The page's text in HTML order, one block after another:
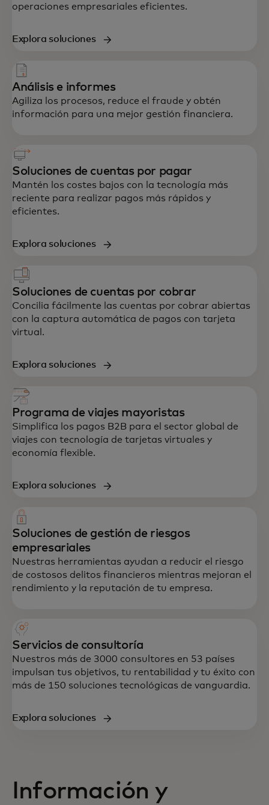
operaciones empresariales eficientes.
Explora soluciones
Análisis e informes
Agiliza los procesos, reduce el fraude y obtén
información para una mejor gestión financiera.
Soluciones de cuentas por pagar
Mantén los costes bajos con la tecnología más
reciente para realizar pagos más rápidos y
eficientes.
Explora soluciones
Soluciones de cuentas por cobrar
Concilia fácilmente las cuentas por cobrar abiertas
con la captura automática de pagos con tarjeta
virtual.
Explora soluciones
Programa de viajes mayoristas
Simplifica los pagos B2B para el sector global de
viajes con tecnología de tarjetas virtuales y
economía flexible.
Explora soluciones
Soluciones de gestión de riesgos
empresariales
Nuestras herramientas ayudan a reducir el riesgo
de costosos delitos financieros mientras mejoran el
rendimiento y la reputación de tu empresa.
Servicios de consultoría
Nuestros más de 3000 consultores en 53 países
impulsan tus objetivos, tu rentabilidad y tu éxito con
más de 150 soluciones tecnológicas de vanguardia.
Explora soluciones
Información y